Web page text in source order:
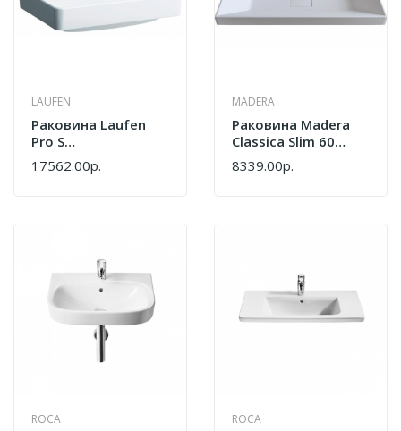
LAUFEN
Раковина Laufen
Pro S
8.1096.3.000.104.1
(60)
17562.00р.
MADERA
Раковина Madera
Classica Slim 60
4627173210874
Белый
8339.00р.
ROCA ROCA